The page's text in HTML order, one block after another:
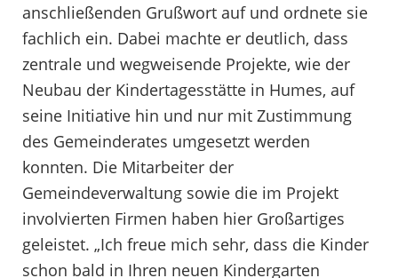
anschließenden Grußwort auf und ordnete sie
fachlich ein. Dabei machte er deutlich, dass
zentrale und wegweisende Projekte, wie der
Neubau der Kindertagesstätte in Humes, auf
seine Initiative hin und nur mit Zustimmung
des Gemeinderates umgesetzt werden
konnten. Die Mitarbeiter der
Gemeindeverwaltung sowie die im Projekt
involvierten Firmen haben hier Großartiges
geleistet. „Ich freue mich sehr, dass die Kinder
schon bald in Ihren neuen Kindergarten